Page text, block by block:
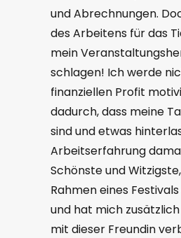
und Abrechnungen.
des Arbeitens für das
mein
schlagen! Ich werde
finanziellen Profit
dadurch, dass meine
sind und etwas
Arbeitserfahrung
Schönste und
Rahmen eines
und hat mich
mit dieser Freundin